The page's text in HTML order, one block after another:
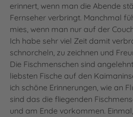
erinnert, wenn man die Abende
Fernseher verbringt. Manchmal
mies, wenn man nur auf der
Ich habe sehr viel Zeit damit
schnorcheln, zu zeichnen und
Die Fischmenschen sind
liebsten Fische auf den
ich schöne Erinnerungen, wie an
sind das die fliegenden
und am Ende vorkommen.